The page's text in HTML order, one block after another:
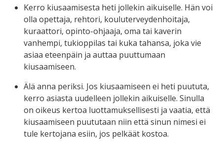
Kerro kiusaamisesta heti jollekin aikuiselle. Hän voi
olla opettaja, rehtori, kouluterveydenhoitaja,
kuraattori, opinto-ohjaaja, oma tai kaverin
vanhempi, tukioppilas tai kuka tahansa, joka vie
asiaa eteenpäin ja auttaa puuttumaan
kiusaamiseen.
Älä anna periksi. Jos kiusaamiseen ei heti puututa,
kerro asiasta uudelleen jollekin aikuiselle. Sinulla
on oikeus kertoa luottamuksellisesti ja vaatia, että
kiusaamiseen puututaan niin että sinun nimesi ei
tule kertojana esiin, jos pelkäät kostoa.